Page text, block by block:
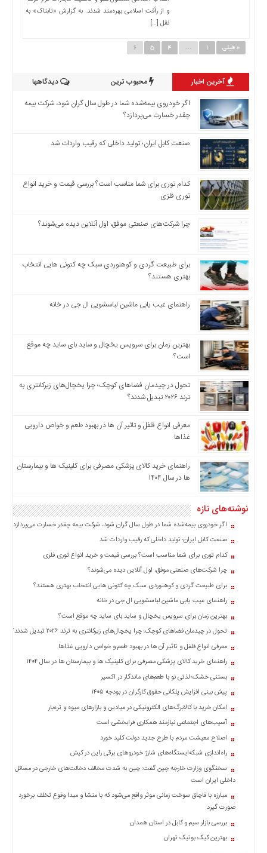
و از رأفت اسلامی بهره‌مند شدند. به گزارش «تابناک» به
نقل […]
« قبلی 1
…
4
5
6
آخرین اخبار محبوب ترین
دیدگاهها
اگر خودروی بیمه‌شده شما در طول سال گران شود، شرکت بیمه
چقدر خسارت می‌پردازد؟
صنعت کابل ایران؛ تولید داخلی که رقیب واردات شد
کدام توری برای شما مناسب است؟ بررسی قیمت و خرید انواع
توری فلزی
چرا شرکت‌های صنعتی موفق، اول آنلاین دیده می‌شوند؟
برای طبیعت گردی و کوهنوردی سبک چه کتونی هایی انتخاب
بهتری هستند؟
راهنمای عیب یابی ماشین لباسشویی ال جی در خانه
بهترین زمان برای سرویس یخچال و ساید بای ساید چه موقع
است؟
تحول در چیدمان فضاهای کوچک؛ چرا یخچال‌های زیرکانتری به
ترند ۲۰۲۶ تبدیل شدند؟
معرفی انواع فلفل و تاثیر آن ‌ها در بهبود طعم و خواص دارویی
غذاها
راهنمای خرید کالای پزشکی مصرفی برای کلینیک ها و بیمارستان
ها در سال ۱۴۰۴
نوشته‌های تازه
اگر خودروی بیمه‌شده شما در طول سال گران شود، شرکت بیمه چقدر خسارت می‌پردازد؟
صنعت کابل ایران؛ تولید داخلی که رقیب واردات شد
کدام توری برای شما مناسب است؟ بررسی قیمت و خرید انواع توری فلزی
چرا شرکت‌های صنعتی موفق، اول آنلاین دیده می‌شوند؟
برای طبیعت گردی و کوهنوردی سبک چه کتونی هایی انتخاب بهتری هستند؟
راهنمای عیب یابی ماشین لباسشویی ال جی در خانه
بهترین زمان برای سرویس یخچال و ساید بای ساید چه موقع است؟
تحول در چیدمان فضاهای کوچک؛ چرا یخچال‌های زیرکانتری به ترند ۲۰۲۶ تبدیل شدند؟
معرفی انواع فلفل و تاثیر آن ‌ها در بهبود طعم و خواص دارویی غذاها
راهنمای خرید کالای پزشکی مصرفی برای کلینیک ها و بیمارستان ها در سال ۱۴۰۴
بستنی خشک؛ لذتی نو با طعم‌های ماندگار در اکسیر
پیش بینی افزایش پلکانی حقوق کارگران در بودجه ۱۴۰۵
امکان خرید با کالابرگ‌های الکترونیکی در میادین و بازارهای میوه و تره‌بار
آسیب‌های اجتماعی نیازمند همکاری فرابخشی است
اصلاح معیشت مردم با طرح جدید دولت کلید خورد
راه‌اندازی شبکه‌ایستگاه‌های شارژ خودروهای برقی راین در کیش
سخنگوی وزارت خارجه چین گفت: چین به شدت مخالف دخالت‌های خارجی در مسائل
داخلی ایران است
مبارزه با قاچاق سوخت زمانی موثر واقع می‌شود که با منشا و مبدا وقوع تخلف برخورد
صورت گیرد.
بررسی بازار سیم و کابل در استان همدان
بهترین کیک بوتیک تهران